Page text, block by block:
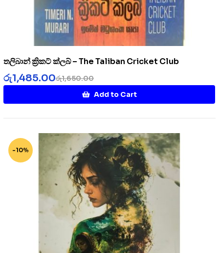
තලිබාන් ක්‍රිකට් ක්ලබ් – The Taliban Cricket Club
රු1,650.00
රු1,485.00
Add to Cart
-10%